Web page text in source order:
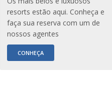
resorts estão aqui. Conheça e
faça sua reserva com um de
nossos agentes
CONHEÇA